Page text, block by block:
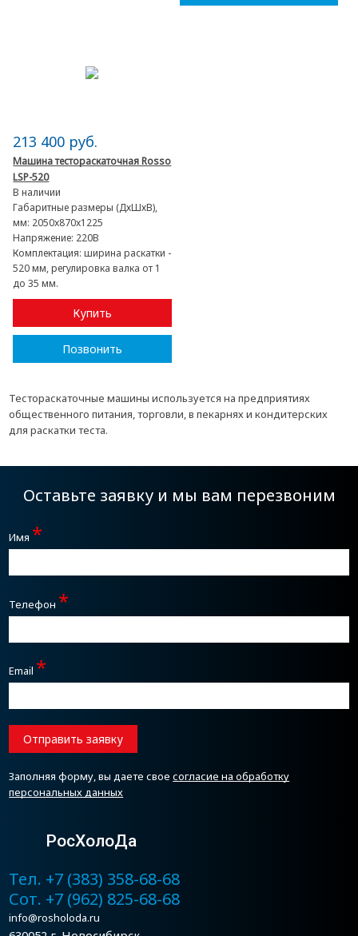
213 400 руб.
Машина тестораскаточная Rosso
LSP-520
В наличии
Габаритные размеры (ДхШхВ),
мм: 2050x870x1225
Напряжение: 220В
Комплектация:ширина раскатки -
520 мм, регулировка валка от 1
до 35 мм.
Купить
Позвонить
Тестораскаточные машины используется на предприятиях
общественного питания, торговли, в пекарнях и кондитерских
для раскатки теста.
Оставьте заявку и мы вам перезвоним
Имя *
Телефон *
Email *
Отправить заявку
Заполняя форму, вы даете своесогласие на обработку
персональных данных
РосХолоДа
Тел. +7 (383) 358-68-68
Сот. +7 (962) 825-68-68
info@rosholoda.ru